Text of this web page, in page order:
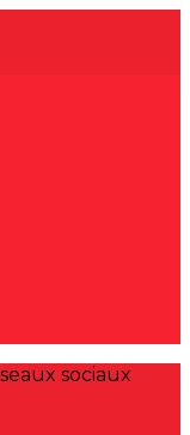
sociaux